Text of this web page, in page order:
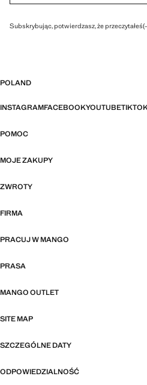
Subskrybując, potwierdzasz, że
POLAND
INSTAGRAMFACEBOOKYOUTUBE
POMOC
MOJE ZAKUPY
ZWROTY
FIRMA
PRACUJ W MANGO
PRASA
MANGO OUTLET
SITE MAP
SZCZEGÓLNE DATY
ODPOWIEDZIALNOŚĆ